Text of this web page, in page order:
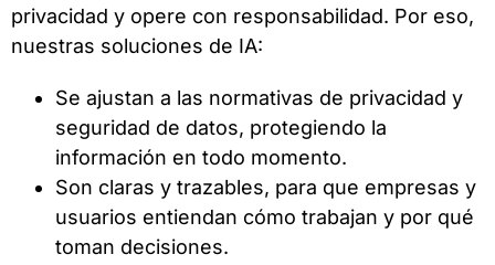
privacidad y opere con responsabilidad. Por eso,
nuestras soluciones de IA:
Se ajustan a las normativas de privacidad y
seguridad de datos, protegiendo la
información en todo momento.
Son claras y trazables, para que empresas y
usuarios entiendan cómo trabajan y por qué
toman decisiones.